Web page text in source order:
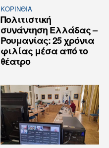
ΚΟΡΙΝΘΊΑ
Πολιτιστική
συνάντηση Ελλάδας –
Ρουμανίας: 25 χρόνια
φιλίας μέσα από το
θέατρο